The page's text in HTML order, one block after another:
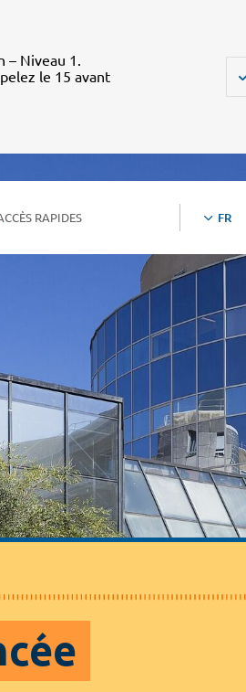
– Niveau 1.
le 15 avant
RAPIDES FR